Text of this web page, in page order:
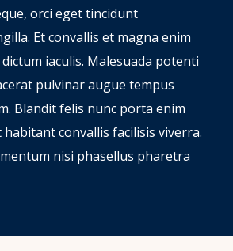
orci eget tincidunt
Et convallis et magna enim
iaculis. Malesuada potenti
pulvinar augue tempus
Blandit felis nunc porta enim
habitant convallis facilisis viverra.
nisi phasellus pharetra